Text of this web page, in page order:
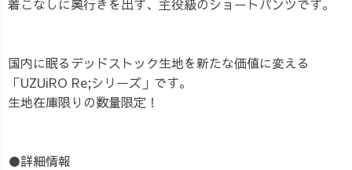
着こなしに奥行きを出す、主役級のショートパンツです。
国内に眠るデッドストック生地を新たな価値に変える
「UZUiRO Re;シリーズ」です。
生地在庫限りの数量限定！
●詳細情報